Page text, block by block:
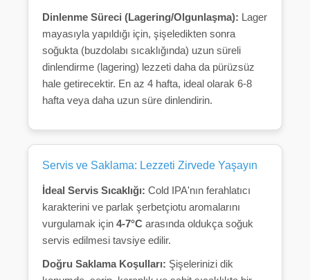
Dinlenme Süreci (Lagering/Olgunlaşma): Lager
mayasıyla yapıldığı için, şişeledikten sonra
soğukta (buzdolabı sıcaklığında) uzun süreli
dinlendirme (lagering) lezzeti daha da pürüzsüz
hale getirecektir. En az 4 hafta, ideal olarak 6-8
hafta veya daha uzun süre dinlendirin.
Servis ve Saklama: Lezzeti Zirvede Yaşayın
İdeal Servis Sıcaklığı: Cold IPA'nın ferahlatıcı
karakterini ve parlak şerbetçiotu aromalarını
vurgulamak için 4-7°C arasında oldukça soğuk
servis edilmesi tavsiye edilir.
Doğru Saklama Koşulları: Şişelerinizi dik